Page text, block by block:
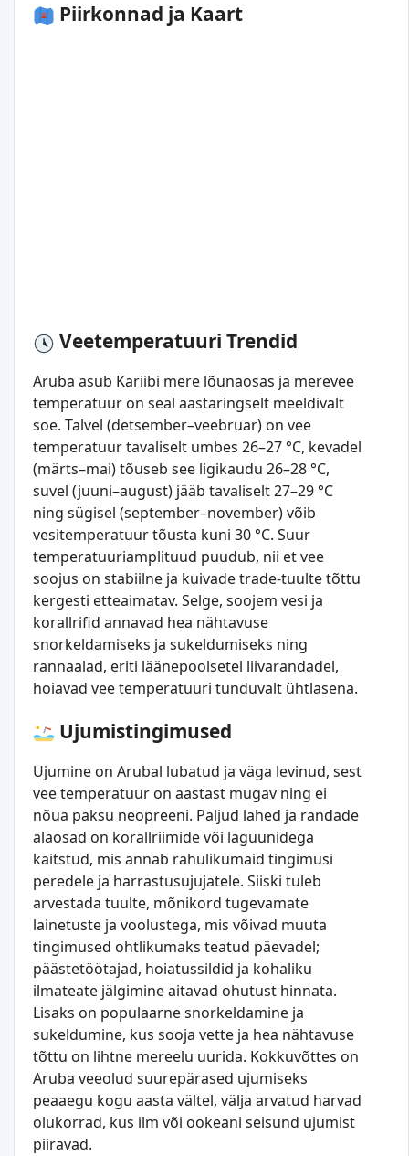
Piirkonnad ja Kaart
Veetemperatuuri Trendid
Aruba asub Kariibi mere lõunaosas ja merevee
temperatuur on seal aastaringselt meeldivalt
soe. Talvel (detsember–veebruar) on vee
temperatuur tavaliselt umbes 26–27 °C, kevadel
(märts–mai) tõuseb see ligikaudu 26–28 °C,
suvel (juuni–august) jääb tavaliselt 27–29 °C
ning sügisel (september–november) võib
vesitemperatuur tõusta kuni 30 °C. Suur
temperatuuriamplituud puudub, nii et vee
soojus on stabiilne ja kuivade trade-tuulte tõttu
kergesti etteaimatav. Selge, soojem vesi ja
korallrifid annavad hea nähtavuse
snorkeldamiseks ja sukeldumiseks ning
rannaalad, eriti läänepoolsetel liivarandadel,
hoiavad vee temperatuuri tunduvalt ühtlasena.
Ujumistingimused
Ujumine on Arubal lubatud ja väga levinud, sest
vee temperatuur on aastast mugav ning ei
nõua paksu neopreeni. Paljud lahed ja randade
alaosad on korallriimide või laguunidega
kaitstud, mis annab rahulikumaid tingimusi
peredele ja harrastusujujatele. Siiski tuleb
arvestada tuulte, mõnikord tugevamate
lainetuste ja voolustega, mis võivad muuta
tingimused ohtlikumaks teatud päevadel;
päästetöötajad, hoiatussildid ja kohaliku
ilmateate jälgimine aitavad ohutust hinnata.
Lisaks on populaarne snorkeldamine ja
sukeldumine, kus sooja vette ja hea nähtavuse
tõttu on lihtne mereelu uurida. Kokkuvõttes on
Aruba veeolud suurepärased ujumiseks
peaaegu kogu aasta vältel, välja arvatud harvad
olukorrad, kus ilm või ookeani seisund ujumist
piiravad.